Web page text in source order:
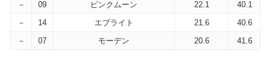
－ 09 ピンクムーン 22.1
40.1
－
14 エブライト 21.6
40.6
－
07 モーデン 20.6 41.6